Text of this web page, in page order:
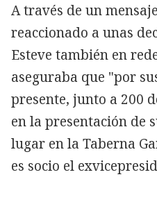
A través de un
reaccionado a unas
Esteve también en
aseguraba que "por
presente, junto a 200
en la presentación de
lugar en la Taberna
es socio el